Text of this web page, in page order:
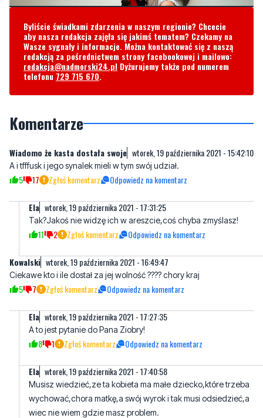
Byliście świadkami zdarzenia w naszym regionie? Chcecie
aby nasza redakcja zajęła się jakimś tematem? Czekamy na
Wasze sygnały i informacje. Można kontaktować się z naszą
redakcją za pośrednictwem strony facebookowej i mailowo:
redakcja@nadmorski24.pl Dyżurujemy także pod numerem
telefonu 729 715 670.
Komentarze
Wiadomo że kasta dostała swoje wtorek, 19 października 2021 - 15:42:10
A i tfffusk i jego synalek mieli w tym swój udział.
5 17 Zgłoś komentarz Odpowiedz na komentarz
Ela wtorek, 19 października 2021 - 17:31:25
Tak?Jakoś nie widzę ich w areszcie,coś chyba zmyślasz!
11 2 Zgłoś komentarz Odpowiedz na komentarz
Kowalski wtorek, 19 października 2021 - 16:49:47
Ciekawe kto i ile dostał za jej wolność ???? chory kraj
5 7 Zgłoś komentarz Odpowiedz na komentarz
Ela wtorek, 19 października 2021 - 17:27:35
A to jest pytanie do Pana Ziobry!
8 1 Zgłoś komentarz Odpowiedz na komentarz
Ela wtorek, 19 października 2021 - 17:40:58
Musisz wiedzieć,ze ta kobieta ma małe dziecko,które trzeba
wychować,chora matkę,a swój wyrok i tak musi odsiedzieć,a
wiec nie wiem gdzie masz problem.